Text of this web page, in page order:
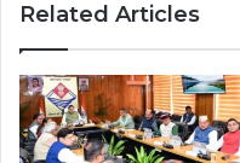
Related Articles